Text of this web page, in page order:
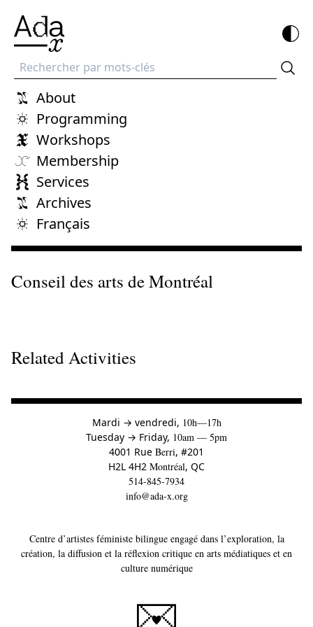
Recherche
About
Programming
Workshops
Membership
Services
Archives
Français
Conseil des arts de Montréal
Related Activities
Mardi →àvendredi, 10h—17h
Tuesday → to
Friday, 10am — 5pm
4001 Rue Berri, #201
H2L 4H2 Montréal, QC
514-845-7934
info@ada-x.org
Centre d’artistes féministe bilingue engagé dans l’exploration, la
création, la diffusion et la réflexion critique en arts médiatiques et en
culture numérique